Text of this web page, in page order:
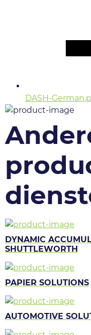
DASH-
DYNAMIC
SHUTTLEWORTH
PAPIER SOLUTIONS
AUTOMOTIVE